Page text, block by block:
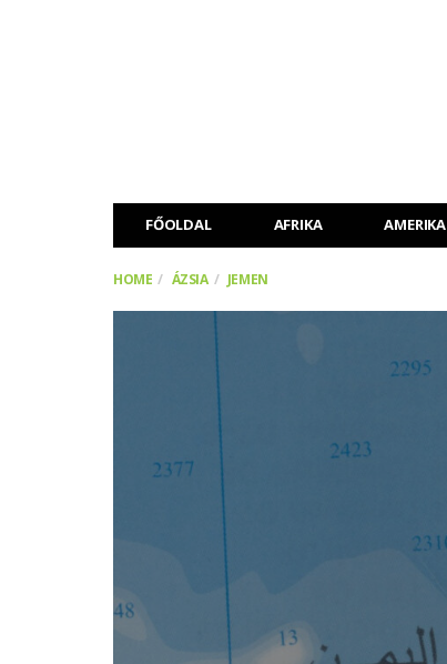
FŐOLDAL AFRIKA AMERIKA
HOME ÁZSIA JEMEN